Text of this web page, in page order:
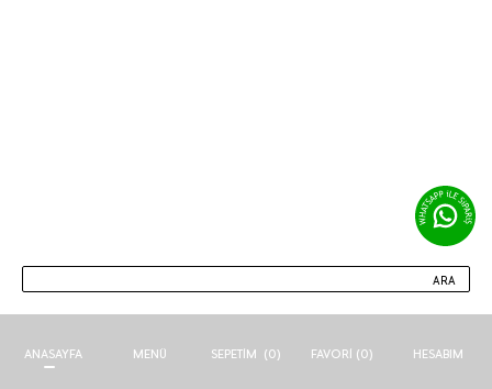
ARA
ANASAYFA MENÜ SEPETIM (0) FAVORI (0) HESABIM